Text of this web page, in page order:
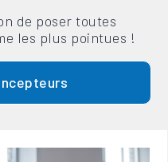
de poser toutes
les plus pointues !